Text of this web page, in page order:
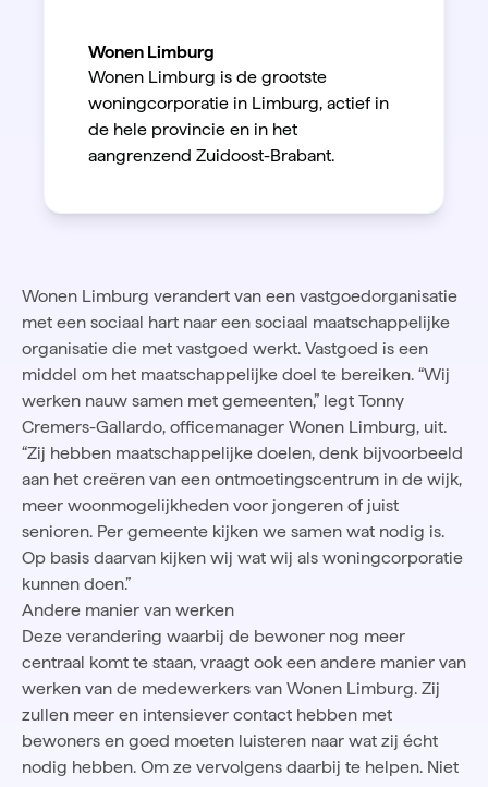
Wonen Limburg
Wonen Limburg is de grootste
woningcorporatie in Limburg, actief in
de hele provincie en in het
aangrenzend Zuidoost-Brabant.
Wonen Limburg verandert van een vastgoedorganisatie
met een sociaal hart naar een sociaal maatschappelijke
organisatie die met vastgoed werkt. Vastgoed is een
middel om het maatschappelijke doel te bereiken. “Wij
werken nauw samen met gemeenten,” legt Tonny
Cremers-Gallardo, officemanager Wonen Limburg, uit.
“Zij hebben maatschappelijke doelen, denk bijvoorbeeld
aan het creëren van een ontmoetingscentrum in de wijk,
meer woonmogelijkheden voor jongeren of juist
senioren. Per gemeente kijken we samen wat nodig is.
Op basis daarvan kijken wij wat wij als woningcorporatie
kunnen doen.”
Andere manier van werken
Deze verandering waarbij de bewoner nog meer
centraal komt te staan, vraagt ook een andere manier van
werken van de medewerkers van Wonen Limburg. Zij
zullen meer en intensiever contact hebben met
bewoners en goed moeten luisteren naar wat zij écht
nodig hebben. Om ze vervolgens daarbij te helpen. Niet